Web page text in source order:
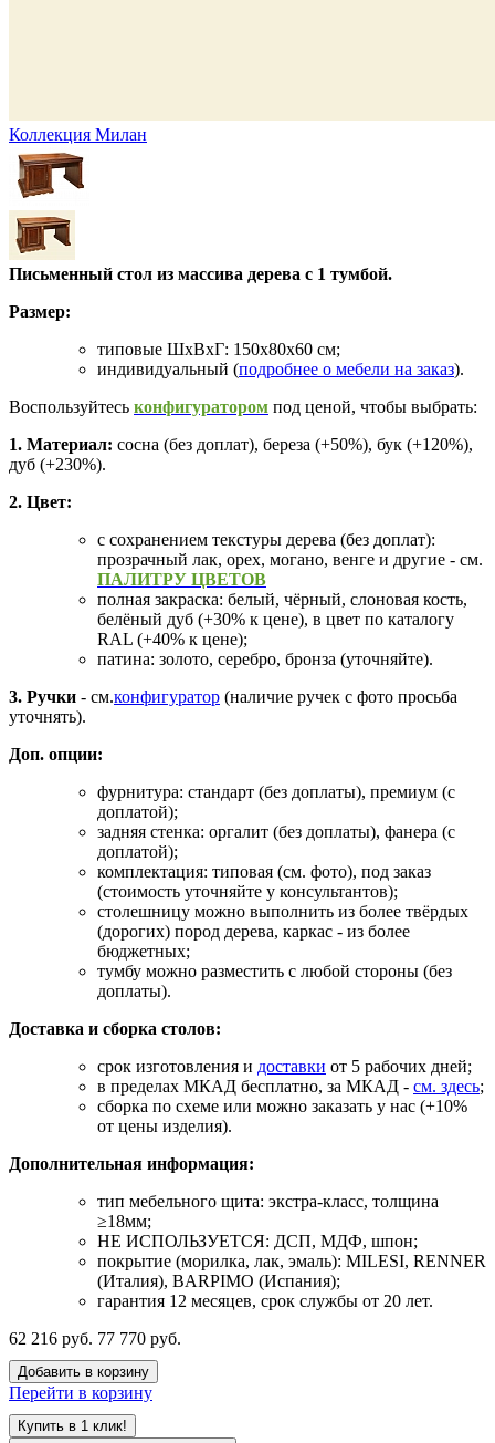
Коллекция Милан
Письменный стол из массива дерева с 1 тумбой.
Размер:
типовые ШхВхГ: 150х80х60 см;
индивидуальный (подробнее о мебели на заказ).
Воспользуйтесь конфигуратором под ценой, чтобы выбрать:
1. Материал: сосна (без доплат), береза (+50%), бук (+120%),
дуб (+230%).
2. Цвет:
с сохранением текстуры дерева (без доплат):
прозрачный лак, орех, могано, венге и другие - см.
ПАЛИТРУ ЦВЕТОВ
полная закраска: белый, чёрный, слоновая кость,
белёный дуб (+30% к цене), в цвет по каталогу
RAL (+40% к цене);
патина: золото, серебро, бронза (уточняйте).
3. Ручки - см.конфигуратор (наличие ручек с фото просьба
уточнять).
Доп. опции:
фурнитура: стандарт (без доплаты), премиум (с
доплатой);
задняя стенка: оргалит (без доплаты), фанера (с
доплатой);
комплектация: типовая (см. фото), под заказ
(стоимость уточняйте у консультантов);
столешницу можно выполнить из более твёрдых
(дорогих) пород дерева, каркас - из более
бюджетных;
тумбу можно разместить с любой стороны (без
доплаты).
Доставка и сборка столов:
срок изготовления и доставки от 5 рабочих дней;
в пределах МКАД бесплатно, за МКАД - см. здесь;
сборка по схеме или можно заказать у нас (+10%
от цены изделия).
Дополнительная информация:
тип мебельного щита: экстра-класс, толщина
≥18мм;
НЕ ИСПОЛЬЗУЕТСЯ: ДСП, МДФ, шпон;
покрытие (морилка, лак, эмаль): MILESI, RENNER
(Италия), BARPIMO (Испания);
гарантия 12 месяцев, срок службы от 20 лет.
62 216 руб. 77 770 руб.
Добавить в корзину
Перейти в корзину
Купить в 1 клик!